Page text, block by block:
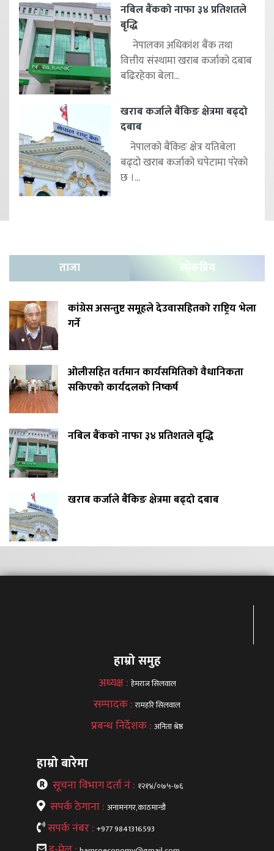
नबिल बैंकको नाफा ३४ प्रतिशतले
बृद्धि
नेपालका अधिकांश बैंक तथा
वित्तीय संस्थामा खराब कर्जाको दबाब
बढिरहेका बेला...
खराब कर्जाले बैंकिङ क्षेत्रमा बढ्दो
दबाब
नेपालको बैंकिङ क्षेत्र यतिबेला
बढ्दो खराब कर्जाको चपेटामा परेको
छ ।...
ताजा लोकप्रिय
कांग्रेस असन्तुष्ट समूहले देउवासहितको राष्ट्रिय भेला
गर्ने
ओलीसहित वर्तमान कार्यसमितिको वैधानिकता
सकिएको कार्यदलको निष्कर्ष
नबिल बैंकको नाफा ३४ प्रतिशतले बृद्धि
खराब कर्जाले बैंकिङ क्षेत्रमा बढ्दो दबाब
हाम्रो समुह
अध्यक्ष : हेमराज सिलवाल
सम्पादक :रामहरि सिलवाल
प्रबन्ध निर्देशक : अनिता श्रेष्ठ
हाम्रो बारेमा
सूचना विभाग दर्ता नं : १२१४/०७५-७६
सपर्क ठेगाना : अनामनगर,काठमान्डौ
सपर्क नंबर : +977 9841316593